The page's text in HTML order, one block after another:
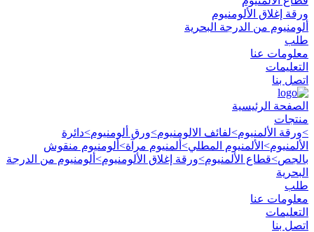
ورقة إغلاق الألومنيوم
ألومنيوم من الدرجة البحرية
طلب
معلومات عنا
التعليمات
اتصل بنا
الصفحة الرئيسية
منتجات
>ورقة الألمنيوم>لفائف الالومنيوم>ورق ألومنيوم>دائرة
الألمنيوم> الألمنيوم المطلي> ألمنيوم مرآة> ألومنيوم منقوش
بالجص>قطاع الألمنيوم>ورقة إغلاق الألومنيوم> ألومنيوم من الدرجة
البحرية
طلب
معلومات عنا
التعليمات
اتصل بنا